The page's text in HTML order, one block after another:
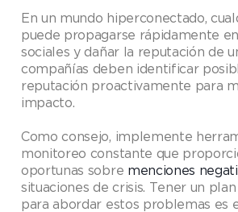
En un mundo hiperconectado,
puede propagarse rápidamente
sociales y dañar la reputación de
compañías deben identificar
reputación proactivamente para
impacto.
Como consejo, implemente
monitoreo constante que
oportunas sobre menciones
situaciones de crisis. Tener un
para abordar estos problemas es